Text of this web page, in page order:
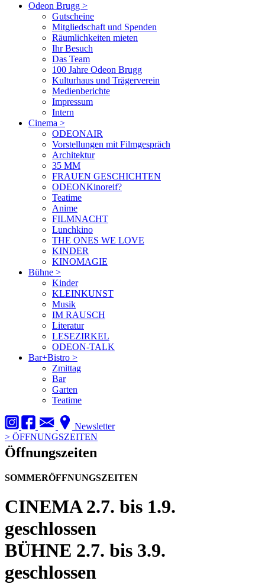
Odeon Brugg >
Gutscheine
Mitgliedschaft und Spenden
Räumlichkeiten mieten
Ihr Besuch
Das Team
100 Jahre Odeon Brugg
Kulturhaus und Trägerverein
Medienberichte
Impressum
Intern
Cinema >
ODEONAIR
Vorstellungen mit Filmgespräch
Architektur
35 MM
FRAUEN GESCHICHTEN
ODEONKinoreif?
Teatime
Anime
FILMNACHT
Lunchkino
THE ONES WE LOVE
KINDER
KINOMAGIE
Bühne >
Kinder
KLEINKUNST
Musik
IM RAUSCH
Literatur
LESEZIRKEL
ODEON-TALK
Bar+Bistro >
Zmittag
Bar
Garten
Teatime
Newsletter
> ÖFFNUNGSZEITEN
Öffnungszeiten
SOMMERÖFFNUNGSZEITEN
CINEMA2.7. bis 1.9.
geschlossen
BÜHNE 2.7. bis 3.9.
geschlossen